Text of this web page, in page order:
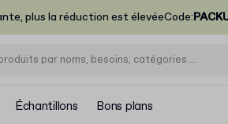
plus la réduction est élevéeCode:
Échantillons Bons plans